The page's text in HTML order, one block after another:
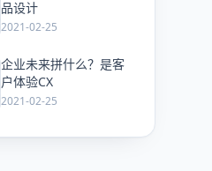
品设计
2021-02-25
企业未来拼什么？是客
户体验CX
2021-02-25